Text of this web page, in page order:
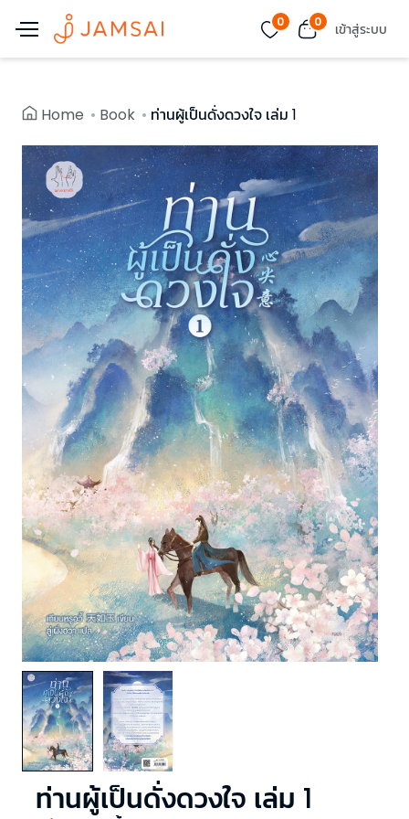
0 0 เข้าสู่ระบบ
Home Book ท่านผู้เป็นดั่งดวงใจ เล่ม 1
ท่านผู้เป็นดั่งดวงใจ เล่ม 1